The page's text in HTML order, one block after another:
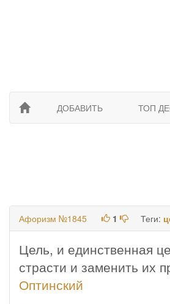
ДОБАВИТЬ ТОП
Афоризм №1845 1 Теги:
Цель, и единственная
страсти и заменить их
Оптинский